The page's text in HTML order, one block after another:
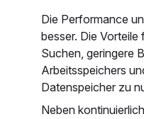
Die Performance
besser. Die Vorteile
Suchen, geringere
Arbeitsspeichers
Datenspeicher zu
Neben